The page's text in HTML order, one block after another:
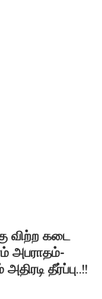
விற்ற கடை
அபராதம்-
தீர்ப்பு..!!